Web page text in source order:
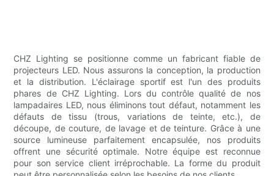
CHZ Lighting se positionne comme un fabricant fiable de
projecteurs LED. Nous assurons la conception, la production
et la distribution. L'éclairage sportif est l'un des produits
phares de CHZ Lighting. Lors du contrôle qualité de nos
lampadaires LED, nous éliminons tout défaut, notamment les
défauts de tissu (trous, variations de teinte, etc.), de
découpe, de couture, de lavage et de teinture. Grâce à une
source lumineuse parfaitement encapsulée, nos produits
offrent une sécurité optimale. Notre équipe est reconnue
pour son service client irréprochable. La forme du produit